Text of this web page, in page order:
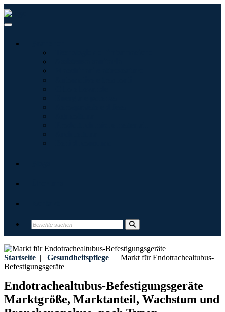
Startseite | Gesundheitspflege | Markt für Endotrachealtubus-
Befestigungsgeräte
Endotrachealtubus-Befestigungsgeräte
Marktgröße, Marktanteil, Wachstum und